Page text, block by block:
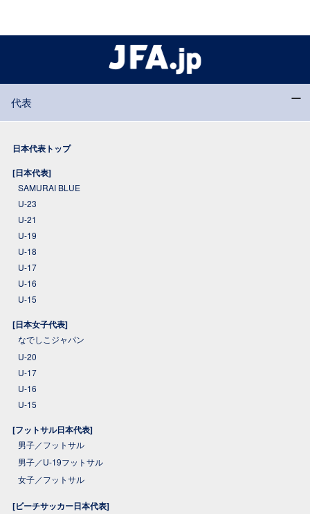
代表
日本代表トップ
[日本代表]
SAMURAI BLUE
U-23
U-21
U-19
U-18
U-17
U-16
U-15
[日本女子代表]
なでしこジャパン
U-20
U-17
U-16
U-15
[フットサル日本代表]
男子／フットサル
男子／U-19フットサル
女子／フットサル
[ビーチサッカー日本代表]